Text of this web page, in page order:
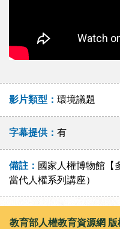
影片類型：環境議題
字幕提供：有
備註： 國家人權博物館【
當代人權系列講座）
教育部人權教育資源網